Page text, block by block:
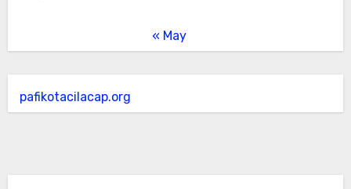
« May
pafikotacilacap.org